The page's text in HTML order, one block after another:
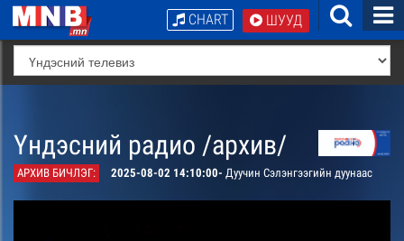
ШУУД
CHART
Үндэсний радио /архив/
АРХИВ БИЧЛЭГ: 2025-08-02 14:10:00- Дуучин Сэлэнгээгийн дуунаас